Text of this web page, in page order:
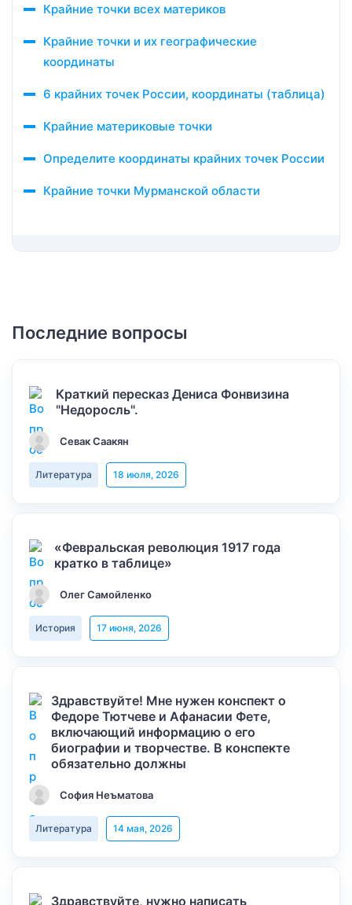
Крайние точки всех материков
Крайние точки и их географические
координаты
6 крайних точек России, координаты (таблица)
Крайние материковые точки
Определите координаты крайних точек России
Крайние точки Мурманской области
Последние вопросы
Краткий пересказ Дениса Фонвизина
"Недоросль".
Севак Саакян
Литература 18 июля, 2026
«Февральская революция 1917 года
кратко в таблице»
Олег Самойленко
История 17 июня, 2026
Здравствуйте! Мне нужен конспект о
Федоре Тютчеве и Афанасии Фете,
включающий информацию о его
биографии и творчестве. В конспекте
обязательно должны
София Неъматова
Литература 14 мая, 2026
Здравствуйте, нужно написать